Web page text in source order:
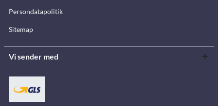
Persondatapolitik
Sitemap
Vi sender med